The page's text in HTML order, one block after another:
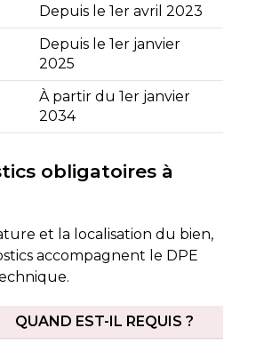
Depuis le 1er avril 2023
Depuis le 1er janvier
2025
À partir du 1er janvier
2034
obligatoires à
et la localisation du bien,
accompagnent le DPE
QUAND EST-IL REQUIS ?